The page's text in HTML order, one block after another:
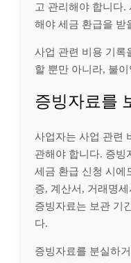
고 관리해야 합니다.
해야 세금 환급을 받
사업 관련 비용 기록
할 뿐만 아니라, 불
증빙자료를
사업자는 사업 관련
관해야 합니다. 증빙
세금 환급 신청 시에
증, 계산서, 거래명
증빙자료는 보관 기
다.
증빙자료를 분실하